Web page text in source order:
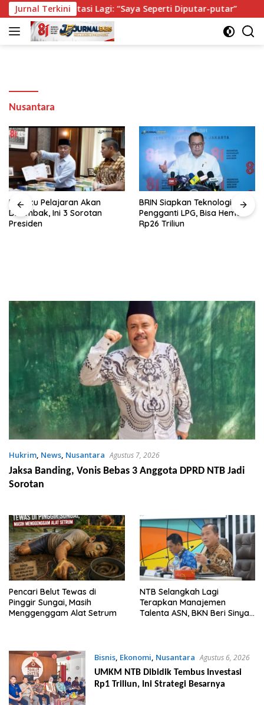
Langsung
ke
konten
Jurnal Terkini
Dimutasi Lagi: “Saya Seperti Diputar-putar”
Nusantara
Isi Buku Pelajaran Akan
Dirombak, Ini 3 Sorotan
Presiden
BRIN Siapkan Teknologi CNG
Pengganti LPG, Bisa Hemat
Rp26 Triliun
Hukrim, News, Nusantara Agustus 7, 2026
Jaksa Banding, Vonis Bebas 3 Anggota DPRD NTB Jadi
Sorotan
Pencari Belut Tewas di
Pinggir Sungai, Masih
Menggenggam Alat Setrum
NTB Selangkah Lagi
Terapkan Manajemen
Talenta ASN, BKN Beri Sinyal
Bisnis, Ekonomi, Nusantara Agustus 6, 2026
UMKM NTB Dibidik Tembus Investasi
Rp1 Triliun, Ini Strategi Besarnya